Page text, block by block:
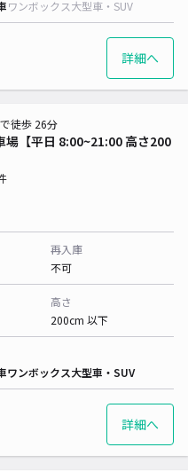
ワンボックス大型車・SUV
詳細へ
場【平日 8:00~21:00 高さ200
徒歩 26分
再入庫
不可
高さ
200cm 以下
ワンボックス大型車・SUV
詳細へ